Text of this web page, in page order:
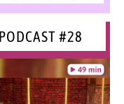
#28